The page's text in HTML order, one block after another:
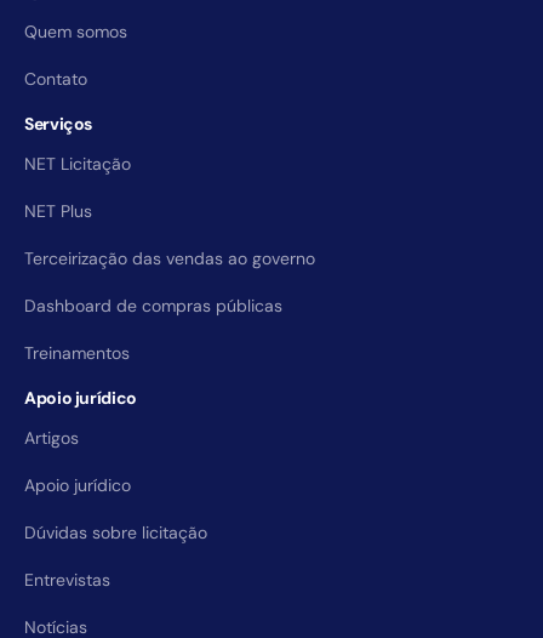
Quem somos
Contato
Serviços
NET Licitação
NET Plus
Terceirização das vendas ao governo
Dashboard de compras públicas
Treinamentos
Apoio jurídico
Artigos
Apoio jurídico
Dúvidas sobre licitação
Entrevistas
Notícias